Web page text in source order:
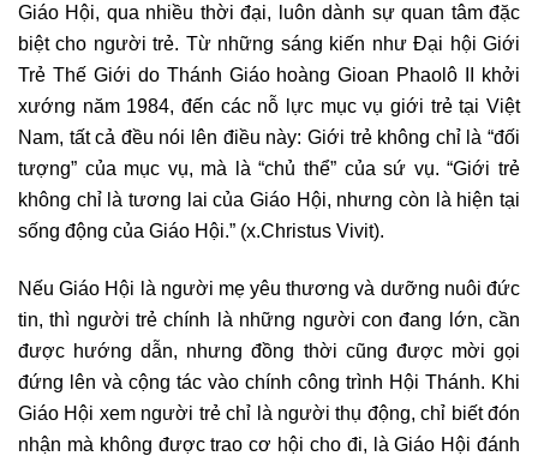
Giáo Hội, qua nhiều thời đại, luôn dành sự quan tâm đặc
biệt cho người trẻ. Từ những sáng kiến như Đại hội Giới
Trẻ Thế Giới do Thánh Giáo hoàng Gioan Phaolô II khởi
xướng năm 1984, đến các nỗ lực mục vụ giới trẻ tại Việt
Nam, tất cả đều nói lên điều này: Giới trẻ không chỉ là “đối
tượng” của mục vụ, mà là “chủ thể” của sứ vụ. “Giới trẻ
không chỉ là tương lai của Giáo Hội, nhưng còn là hiện tại
sống động của Giáo Hội.” (x.Christus Vivit).
Nếu Giáo Hội là người mẹ yêu thương và dưỡng nuôi đức
tin, thì người trẻ chính là những người con đang lớn, cần
được hướng dẫn, nhưng đồng thời cũng được mời gọi
đứng lên và cộng tác vào chính công trình Hội Thánh. Khi
Giáo Hội xem người trẻ chỉ là người thụ động, chỉ biết đón
nhận mà không được trao cơ hội cho đi, là Giáo Hội đánh